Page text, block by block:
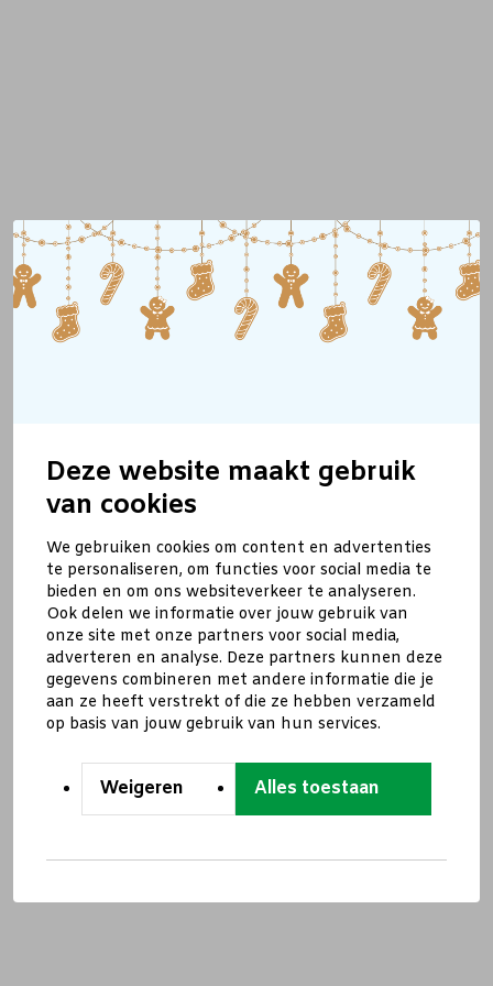
Deze website maakt gebruik
van cookies
We gebruiken cookies om content en advertenties
te personaliseren, om functies voor social media te
bieden en om ons websiteverkeer te analyseren.
Ook delen we informatie over jouw gebruik van
onze site met onze partners voor social media,
adverteren en analyse. Deze partners kunnen deze
gegevens combineren met andere informatie die je
aan ze heeft verstrekt of die ze hebben verzameld
op basis van jouw gebruik van hun services.
Weigeren Alles toestaan